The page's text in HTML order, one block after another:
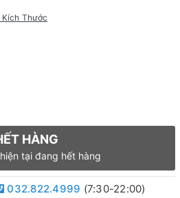
Thước
HÀNG
tại đang hết hàng
032.822.4999 (7:30-22:00)